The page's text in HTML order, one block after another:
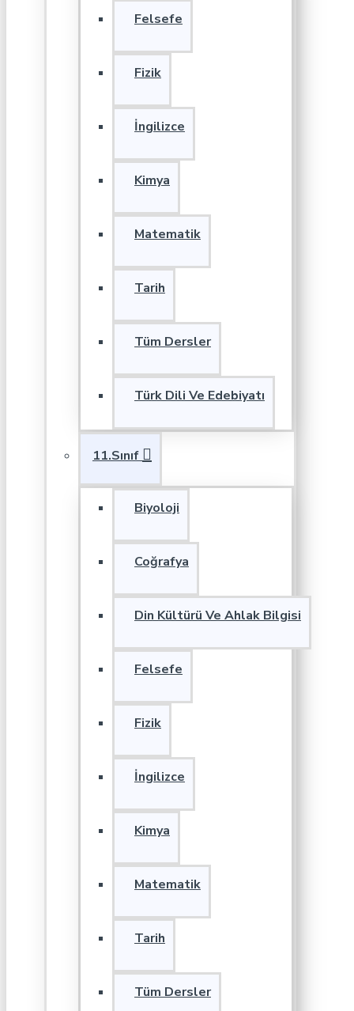
Felsefe
Fizik
İngilizce
Kimya
Matematik
Tarih
Tüm Dersler
Türk Dili Ve Edebiyatı
11.Sınıf
Biyoloji
Coğrafya
Din Kültürü Ve Ahlak Bilgisi
Felsefe
Fizik
İngilizce
Kimya
Matematik
Tarih
Tüm Dersler